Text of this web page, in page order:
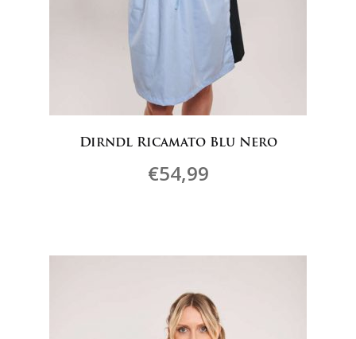
Dirndl Ricamato Blu Nero
€54,99
varianti.
Le
opzioni